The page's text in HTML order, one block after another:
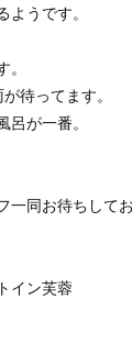
うです。
待ってます。
が一番。
同お待ちしてお
イン芙蓉